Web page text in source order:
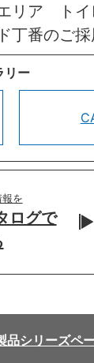
リア ト
番のご採
リー
報を
ログで
品シリーズペ